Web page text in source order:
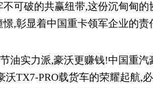
不可破的共赢纽带,这份沉甸甸
,彰显着中国重卡领军企业的责
节油实力派,豪沃更赚钱!中国重汽
沃TX7-PRO载货车的荣耀起航,